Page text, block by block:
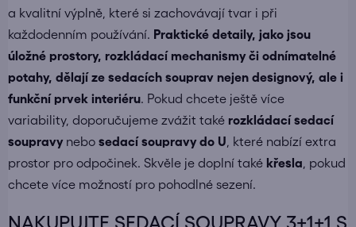
a kvalitní výplně, které si zachovávají tvar i při
každodenním používání. Praktické detaily, jako jsou
úložné prostory, rozkládací mechanismy či odnímatelné
potahy, dělají ze sedacích souprav nejen designový, ale i
funkční prvek interiéru. Pokud chcete ještě více
variability, doporučujeme zvážit také rozkládací sedací
soupravynebo sedací soupravy do U , které nabízí extra
prostor pro odpočinek. Skvěle je doplní také křesla , pokud
chcete více možností pro pohodlné sezení.